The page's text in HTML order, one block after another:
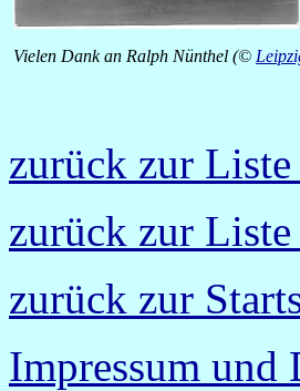
Vielen Dank an Ralph Nünthel (©
zurück zur
zurück zur Liste
zurück zur
Impressum und